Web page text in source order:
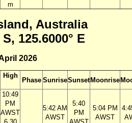
m
Australia
S, 125.6000° E
2026
High
Phase SunriseSunsetMoonrise
10:49
PM
AWST
5:42 AM
AWST
5:40
PM
5:04 PM
AWST